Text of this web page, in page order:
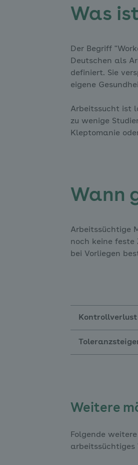
Was
Der Begriff
Deutschen als
definiert. Sie
eigene
Arbeitssucht ist
zu wenige
Kleptomanie
Wann
Arbeitssüchtige
noch keine
bei Vorliegen
Kontrollverlust
Weitere
Folgende
arbeitssüchtiges